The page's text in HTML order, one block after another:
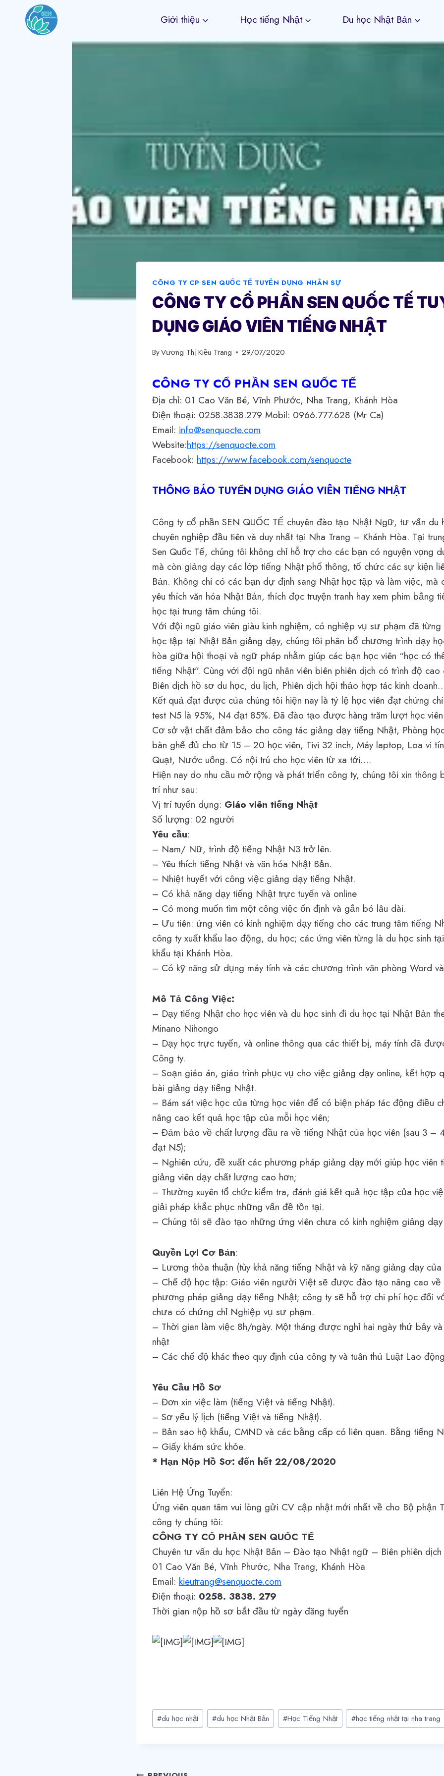
Giới thiệu Học tiếng Nhật Du học Nhật Bản
CÔNG TY CP SEN QUỐC TẾ TUYỂN DỤNG NHÂN SỰ
CÔNG TY CỔ PHẦN SEN QUỐC TẾ
DỤNG GIÁO VIÊN TIẾNG NHẬT
ByVương Thị Kiều Trang 29/07/2020
CÔNG TY CỔ PHẦN SEN QUỐC TẾ
Địa chỉ: 01 Cao Văn Bé, Vĩnh Phước, Nha Trang, Khánh Hòa
Điện thoại: 0258.3838.279 Mobil: 0966.777.628 (Mr Ca)
Email: info@senquocte.com
Website:https://senquocte.com
Facebook: https://www.facebook.com/senquocte
THÔNG BÁO TUYỂN DỤNG GIÁO VIÊN TIẾNG NHẬT
Công ty cổ phần SEN QUỐC TẾ chuyên đào tạo Nhật Ngữ, tư vấn du
chuyên nghiệp đầu tiên và duy nhất tại Nha Trang – Khánh Hòa. Tại
Sen Quốc Tế, chúng tôi không chỉ hỗ trợ cho các bạn có nguyện vọng
mà còn giảng dạy các lớp tiếng Nhật phổ thông, tổ chức các sự kiện
Bản. Không chỉ có các bạn dự định sang Nhật học tập và làm việc, mà
yêu thích văn hóa Nhật Bản, thích đọc truyện tranh hay xem phim bằng
học tại trung tâm chúng tôi.
Với đội ngũ giáo viên giàu kinh nghiệm, có nghiệp vụ sư phạm đã từng
học tập tại Nhật Bản giảng dạy, chúng tôi phân bổ chương trình dạy
hòa giữa hội thoại và ngữ pháp nhằm giúp các bạn học viên “học có
tiếng Nhật”. Cùng với đội ngũ nhân viên biên phiên dịch có trình độ cao
Biên dịch hồ sơ du học, du lịch, Phiên dịch hội thảo hợp tác kinh
Kết quả đạt được của chúng tôi hiện nay là tỷ lệ học viên đạt chứng
test N5 là 95%, N4 đạt 85%. Đã đào tạo được hàng trăm lượt học
Cơ sở vật chất đảm bảo cho công tác giảng dạy tiếng Nhật, Phòng
bàn ghế đủ cho từ 15 – 20 học viên, Tivi 32 inch, Máy laptop, Loa vi
Quạt, Nước uống. Có nội trú cho học viên từ xa tới….
Hiện nay do nhu cầu mở rộng và phát triển công ty, chúng tôi xin thông
trí như sau:
Vị trí tuyển dụng: Giáo viên tiếng Nhật
Số lượng: 02 người
Yêu cầu:
– Nam/ Nữ, trình độ tiếng Nhật N3 trở lên.
– Yêu thích tiếng Nhật và văn hóa Nhật Bản.
– Nhiệt huyết với công việc giảng dạy tiếng Nhật.
– Có khả năng dạy tiếng Nhật trực tuyến và online
– Có mong muốn tìm một công việc ổn định và gắn bó lâu dài.
– Ưu tiên: ứng viên có kinh nghiệm dạy tiếng cho các trung tâm tiếng
công ty xuất khẩu lao động, du học; các ứng viên từng là du học sinh
khẩu tại Khánh Hòa.
– Có kỹ năng sử dụng máy tính và các chương trình văn phòng Word
Mô Tả Công Việc:
– Dạy tiếng Nhật cho học viên và du học sinh đi du học tại Nhật Bản
Minano Nihongo
– Dạy học trực tuyến, và online thông qua các thiết bị, máy tính đã
Công ty.
– Soạn giáo án, giáo trình phục vụ cho việc giảng dạy online, kết hợp
bài giảng dạy tiếng Nhật.
– Bám sát việc học của từng học viên để có biện pháp tác động điều
nâng cao kết quả học tập của mỗi học viên;
– Đảm bảo về chất lượng đầu ra về tiếng Nhật của học viên (sau 3 –
đạt N5);
– Nghiên cứu, đề xuất các phương pháp giảng dạy mới giúp học viên
giảng viên dạy chất lượng cao hơn;
– Thường xuyên tổ chức kiểm tra, đánh giá kết quả học tập của học
giải pháp khắc phục những vấn đề tồn tại.
– Chúng tôi sẽ đào tạo những ứng viên chưa có kinh nghiệm giảng
Quyền Lợi Cơ Bản:
– Lương thỏa thuận (tùy khả năng tiếng Nhật và kỹ năng giảng dạy
– Chế độ học tập: Giáo viên người Việt sẽ được đào tạo nâng cao về
phương pháp giảng dạy tiếng Nhật; công ty sẽ hỗ trợ chi phí học đối
chưa có chứng chỉ Nghiệp vụ sư phạm.
– Thời gian làm việc 8h/ngày. Một tháng được nghỉ hai ngày thứ bảy
nhật
– Các chế độ khác theo quy định của công ty và tuân thủ Luật Lao
Yêu Cầu Hồ Sơ
– Đơn xin việc làm (tiếng Việt và tiếng Nhật).
– Sơ yếu lý lịch (tiếng Việt và tiếng Nhật).
– Bản sao hộ khẩu, CMND và các bằng cấp có liên quan. Bằng tiếng
– Giấy khám sức khỏe.
* Hạn Nộp Hồ Sơ: đến hết 22/08/2020
Liên Hệ Ứng Tuyển:
Ứng viên quan tâm vui lòng gửi CV cập nhật mới nhất về cho Bộ phận
công ty chúng tôi:
CÔNG TY CỔ PHẦN SEN QUỐC TẾ
Chuyên tư vấn du học Nhật Bản – Đào tạo Nhật ngữ – Biên phiên
01 Cao Văn Bé, Vĩnh Phước, Nha Trang, Khánh Hòa
Email: kieutrang@senquocte.com
Điện thoại: 0258. 3838. 279
Thời gian nộp hồ sơ bắt đầu từ ngày đăng tuyển
Post
Tags:
#du học nhật #du học Nhật Bản #Học Tiếng Nhật #học tiếng nhật tại nha trang